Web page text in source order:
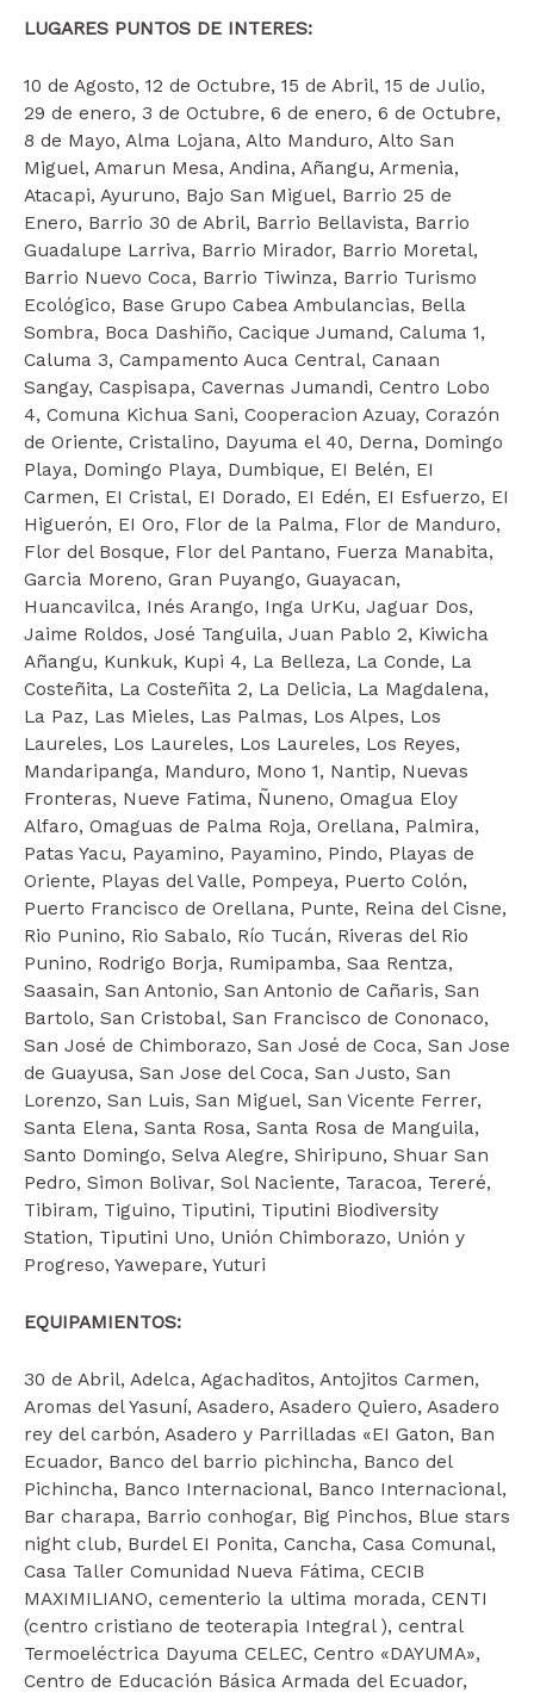
LUGARES PUNTOS DE INTERES:
10 de Agosto, 12 de Octubre, 15 de Abril, 15 de Julio,
29 de enero, 3 de Octubre, 6 de enero, 6 de Octubre,
8 de Mayo, Alma Lojana, Alto Manduro, Alto San
Miguel, Amarun Mesa, Andina, Añangu, Armenia,
Atacapi, Ayuruno, Bajo San Miguel, Barrio 25 de
Enero, Barrio 30 de Abril, Barrio Bellavista, Barrio
Guadalupe Larriva, Barrio Mirador, Barrio Moretal,
Barrio Nuevo Coca, Barrio Tiwinza, Barrio Turismo
Ecológico, Base Grupo Cabea Ambulancias, Bella
Sombra, Boca Dashiño, Cacique Jumand, Caluma 1,
Caluma 3, Campamento Auca Central, Canaan
Sangay, Caspisapa, Cavernas Jumandi, Centro Lobo
4, Comuna Kichua Sani, Cooperacion Azuay, Corazón
de Oriente, Cristalino, Dayuma el 40, Derna, Domingo
Playa, Domingo Playa, Dumbique, EI Belén, EI
Carmen, EI Cristal, EI Dorado, EI Edén, EI Esfuerzo, EI
Higuerón, EI Oro, Flor de la Palma, Flor de Manduro,
Flor del Bosque, Flor del Pantano, Fuerza Manabita,
Garcia Moreno, Gran Puyango, Guayacan,
Huancavilca, Inés Arango, Inga UrKu, Jaguar Dos,
Jaime Roldos, José Tanguila, Juan Pablo 2, Kiwicha
Añangu, Kunkuk, Kupi 4, La Belleza, La Conde, La
Costeñita, La Costeñita 2, La Delicia, La Magdalena,
La Paz, Las Mieles, Las Palmas, Los Alpes, Los
Laureles, Los Laureles, Los Laureles, Los Reyes,
Mandaripanga, Manduro, Mono 1, Nantip, Nuevas
Fronteras, Nueve Fatima, Ñuneno, Omagua Eloy
Alfaro, Omaguas de Palma Roja, Orellana, Palmira,
Patas Yacu, Payamino, Payamino, Pindo, Playas de
Oriente, Playas del Valle, Pompeya, Puerto Colón,
Puerto Francisco de Orellana, Punte, Reina del Cisne,
Rio Punino, Rio Sabalo, Río Tucán, Riveras del Rio
Punino, Rodrigo Borja, Rumipamba, Saa Rentza,
Saasain, San Antonio, San Antonio de Cañaris, San
Bartolo, San Cristobal, San Francisco de Cononaco,
San José de Chimborazo, San José de Coca, San Jose
de Guayusa, San Jose del Coca, San Justo, San
Lorenzo, San Luis, San Miguel, San Vicente Ferrer,
Santa Elena, Santa Rosa, Santa Rosa de Manguila,
Santo Domingo, Selva Alegre, Shiripuno, Shuar San
Pedro, Simon Bolivar, Sol Naciente, Taracoa, Tereré,
Tibiram, Tiguino, Tiputini, Tiputini Biodiversity
Station, Tiputini Uno, Unión Chimborazo, Unión y
Progreso, Yawepare, Yuturi
EQUIPAMIENTOS:
30 de Abril, Adelca, Agachaditos, Antojitos Carmen,
Aromas del Yasuní, Asadero, Asadero Quiero, Asadero
rey del carbón, Asadero y Parrilladas «EI Gaton, Ban
Ecuador, Banco del barrio pichincha, Banco del
Pichincha, Banco Internacional, Banco Internacional,
Bar charapa, Barrio conhogar, Big Pinchos, Blue stars
night club, Burdel EI Ponita, Cancha, Casa Comunal,
Casa Taller Comunidad Nueva Fátima, CECIB
MAXIMILIANO, cementerio la ultima morada, CENTI
(centro cristiano de teoterapia Integral ), central
Termoeléctrica Dayuma CELEC, Centro «DAYUMA»,
Centro de Educación Básica Armada del Ecuador,